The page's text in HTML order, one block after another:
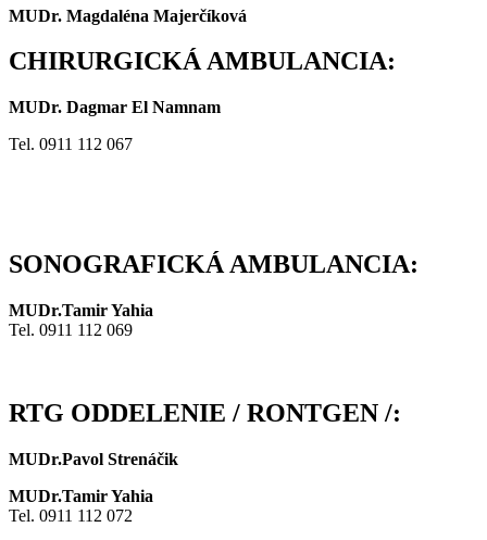
MUDr. Magdaléna Majerčíková
CHIRURGICKÁ AMBULANCIA:
MUDr. Dagmar El Namnam
Tel. 0911 112 067
SONOGRAFICKÁ AMBULANCIA:
MUDr.Tamir Yahia
Tel. 0911 112 069
RTG ODDELENIE / RONTGEN /:
MUDr.Pavol Strenáčik
MUDr.Tamir Yahia
Tel. 0911 112 072